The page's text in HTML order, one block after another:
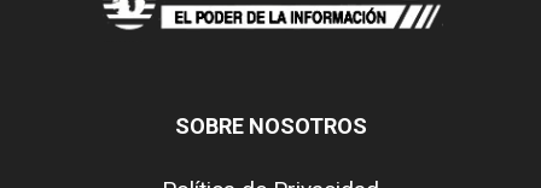
SOBRE NOSOTROS